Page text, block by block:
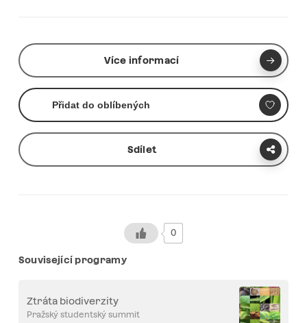
Více informací
Přidat do oblíbených
Sdílet
0
Související programy
Ztráta biodiverzity
Pražský studentský summit